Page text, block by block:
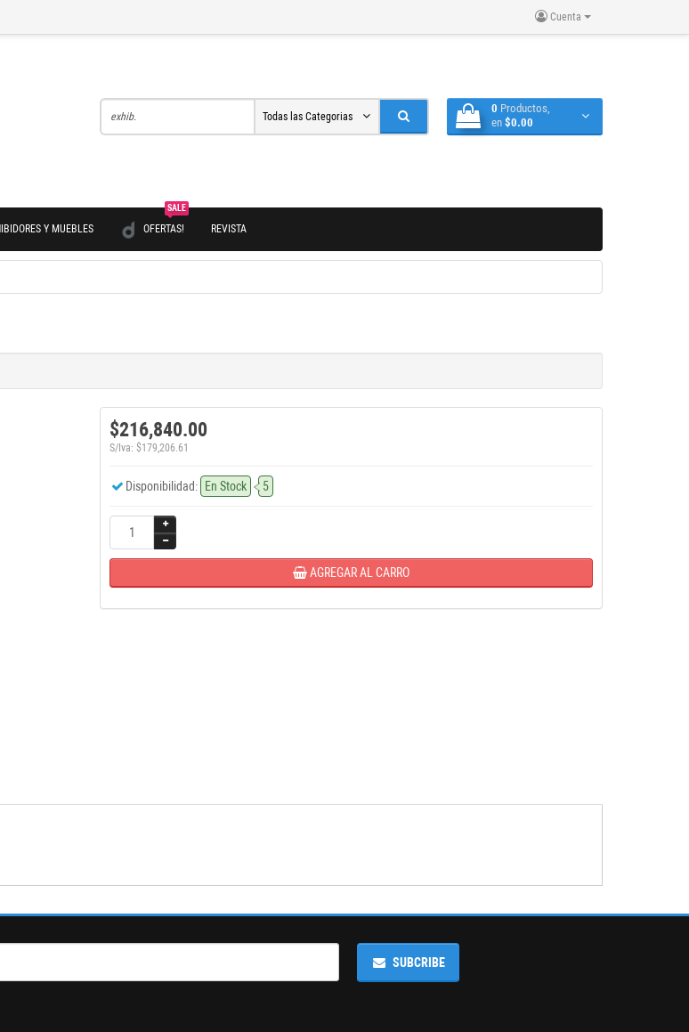
Cuenta
0 Productos,
en $0.00
Todas las Categorias
Y MUEBLES
SALE
OFERTAS! REVISTA
$216,840.00
S/Iva: $179,206.61
Disponibilidad: En Stock 5
AGREGAR AL CARRO
SUBCRIBE